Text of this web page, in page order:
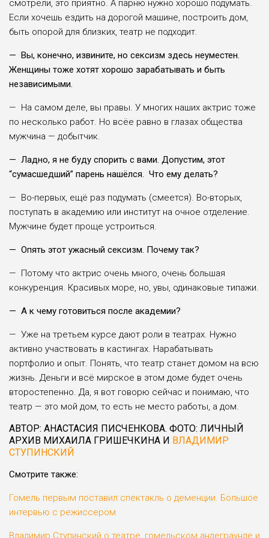
смотрели, это приятно. А парню нужно хорошо подумать.
Если хочешь ездить на дорогой машине, построить дом,
быть опорой для близких, театр не подходит.
— Вы, конечно, извините, но сексизм здесь неуместен.
Женщины тоже хотят хорошо зарабатывать и быть
независимыми.
— На самом деле, вы правы. У многих наших актрис тоже
по несколько работ. Но всёе равно в глазах общества
мужчина — добытчик.
— Ладно, я не буду спорить с вами. Допустим, этот
“сумасшедший” парень нашёлся. Что ему делать?
— Во-первых, ещё раз подумать (смеется). Во-вторых,
поступать в академию или институт на очное отделение.
Мужчине будет проще устроиться.
— Опять этот ужасный сексизм. Почему так?
— Потому что актрис очень много, очень большая
конкуренция. Красивых море, но, увы, одинаковые типажи.
— А к чему готовиться после академии?
— Уже на третьем курсе дают роли в театрах. Нужно
активно участвовать в кастингах. Нарабатывать
портфолио и опыт. Понять, что театр станет домом на всю
жизнь. Деньги и всё мирское в этом доме будет очень
второстепенно. Да, я вот говорю сейчас и понимаю, что
театр — это мой дом, то есть не место работы, а дом.
АВТОР: АНАСТАСИЯ ПИСЧЕНКОВА. ФОТО: ЛИЧНЫЙ
АРХИВ МИХАИЛА ГРИШЕЧКИНА И ВЛАДИМИР
СТУПИНСКИЙ
Смотрите также:
Гомель первым поставил спектакль о деменции. Большое
интервью с режиссером
Владимир Ступинский о театре, гомельском андеграунде и